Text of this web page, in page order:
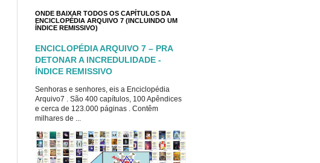
ONDE BAIXAR TODOS OS CAPÍTULOS DA
ENCICLOPÉDIA ARQUIVO 7 (INCLUINDO UM
ÍNDICE REMISSIVO)
ENCICLOPÉDIA ARQUIVO 7 – PRA
DETONAR A INCREDULIDADE -
ÍNDICE REMISSIVO
Senhoras e senhores, eis a Enciclopédia
Arquivo7 . São 400 capítulos, 100 Apêndices
e cerca de 123.000 páginas . Contêm
milhares de ...